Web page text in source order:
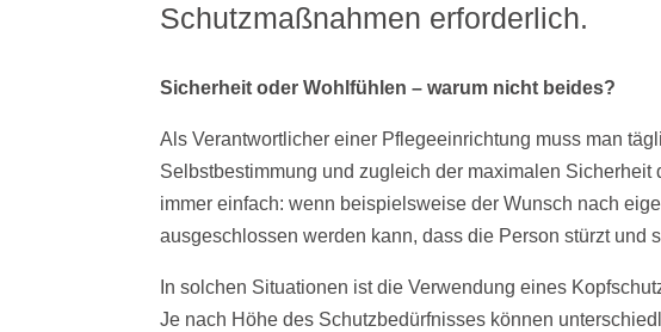
Schutzmaßnahmen erforderlich.
Sicherheit oder Wohlfühlen – warum nicht beides?
Als Verantwortlicher einer Pflegeeinrichtung muss man
Selbstbestimmung und zugleich der maximalen
immer einfach: wenn beispielsweise der Wunsch nach
ausgeschlossen werden kann, dass die Person stürzt und
In solchen Situationen ist die Verwendung eines
Je nach Höhe des Schutzbedürfnisses können